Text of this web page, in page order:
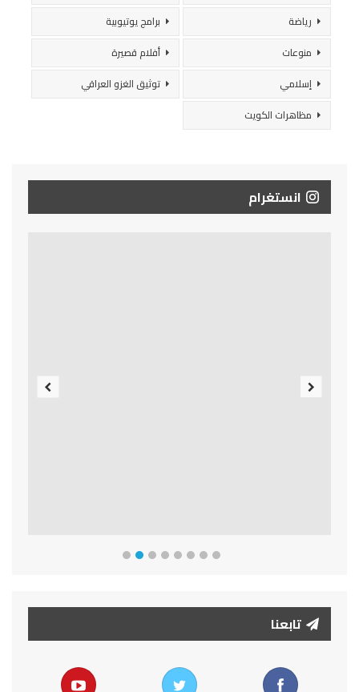
رياضة
برامج يوتيوبية
منوعات
أفلام قصيرة
إسلامي
توثيق الغزو العراقي
مظاهرات الكويت
انستغرام
تابعنا